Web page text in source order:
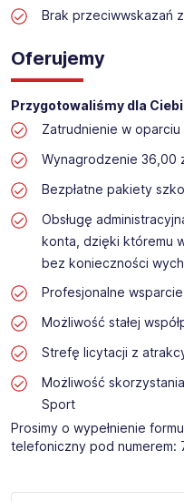
Brak przeciwwskazań
Oferujemy
Przygotowaliśmy dla
Zatrudnienie w
Wynagrodzenie 36,00
Bezpłatne pakiety
Obsługę
konta, dzięki któremu
bez konieczności
Profesjonalne
Możliwość stałej
Strefę licytacji z
Możliwość
Sport
Prosimy o wypełnienie
telefoniczny pod numerem: